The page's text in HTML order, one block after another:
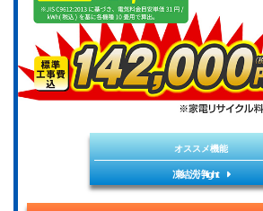
オススメ機能
凍結洗浄light